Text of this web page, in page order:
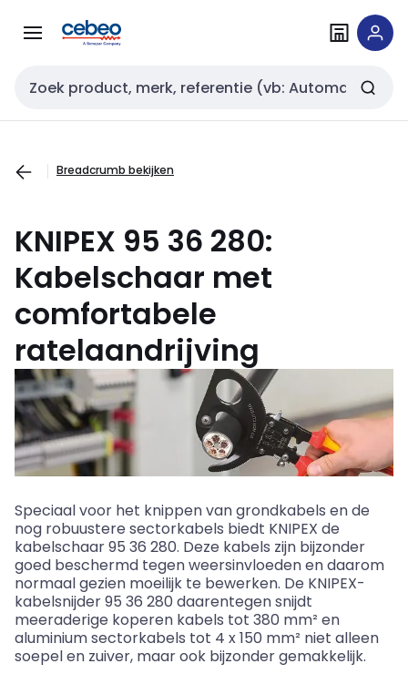
naar
naar
Zoekveld invoer
Breadcrumb bekijken
KNIPEX 95 36 280:
Kabelschaar met
comfortabele
ratelaandrijving
Speciaal voor het knippen van grondkabels en de
nog robuustere sectorkabels biedt KNIPEX de
kabelschaar 95 36 280. Deze kabels zijn bijzonder
goed beschermd tegen weersinvloeden en daarom
normaal gezien moeilijk te bewerken. De KNIPEX-
kabelsnijder 95 36 280 daarentegen snijdt
meeraderige koperen kabels tot 380 mm² en
aluminium sectorkabels tot 4 x 150 mm² niet alleen
soepel en zuiver, maar ook bijzonder gemakkelijk.